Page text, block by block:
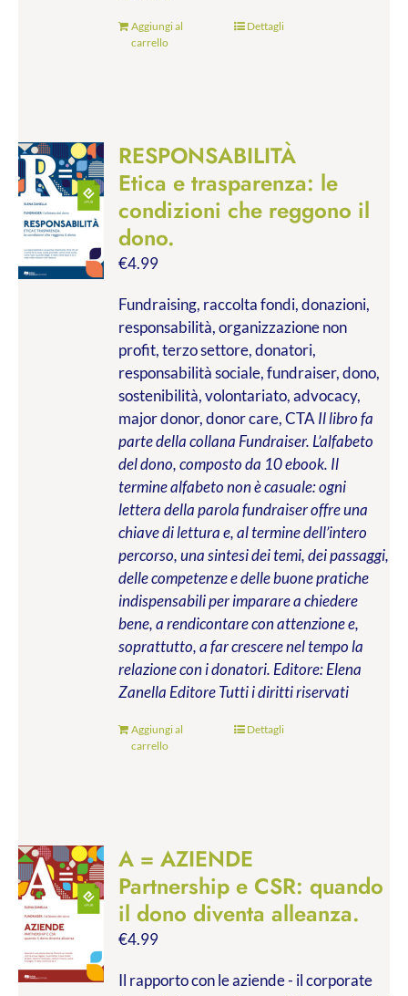
Aggiungi al
carrello
Dettagli
RESPONSABILITÀ
Etica e trasparenza: le
condizioni che reggono il
dono.
€4.99
Fundraising, raccolta fondi, donazioni,
responsabilità, organizzazione non
profit, terzo settore, donatori,
responsabilità sociale, fundraiser, dono,
sostenibilità, volontariato, advocacy,
major donor, donor care, CTA Il libro fa
parte della collana Fundraiser. L’alfabeto
del dono, composto da 10 ebook. Il
termine alfabeto non è casuale: ogni
lettera della parola fundraiser offre una
chiave di lettura e, al termine dell’intero
percorso, una sintesi dei temi, dei passaggi,
delle competenze e delle buone pratiche
indispensabili per imparare a chiedere
bene, a rendicontare con attenzione e,
soprattutto, a far crescere nel tempo la
relazione con i donatori. Editore: Elena
Zanella EditoreTutti i diritti riservati
Aggiungi al
carrello
Dettagli
A = AZIENDE
Partnership e CSR: quando
il dono diventa alleanza.
€4.99
Il rapporto con le aziende - il corporate